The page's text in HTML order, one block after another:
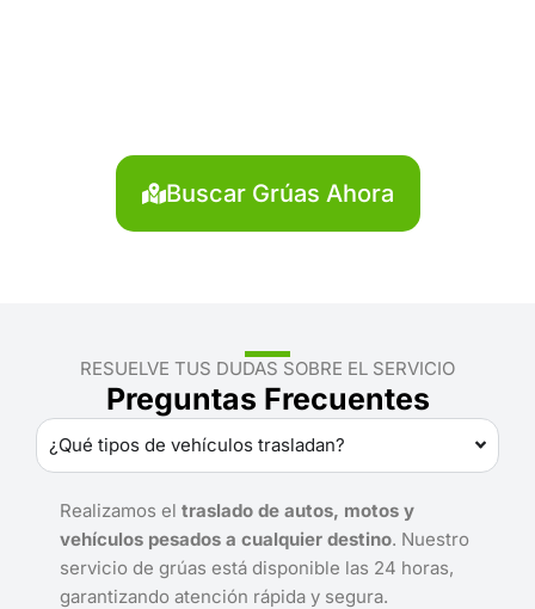
Buscar Grúas Ahora
RESUELVE TUS DUDAS SOBRE EL SERVICIO
Preguntas Frecuentes
¿Qué tipos de vehículos trasladan?
Realizamos el traslado de autos, motos y
vehículos pesados a cualquier destino. Nuestro
servicio de grúas está disponible las 24 horas,
garantizando atención rápida y segura.